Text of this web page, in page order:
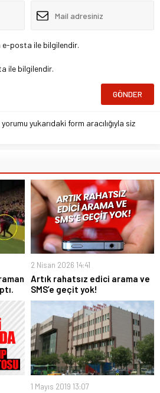
e-posta ile bilgilendir.
ile bilgilendir.
yukarıdaki form aracılığıyla siz
2 Nisan 2026 14:41
Artık rahatsız edici arama ve
SMS’e geçit yok!
1 Mayıs 2019 13:07